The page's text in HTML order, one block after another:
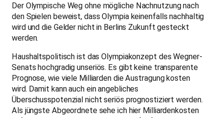
Der Olympische Weg ohne mögliche Nachnutzung nach
den Spielen beweist, dass Olympia keinenfalls nachhaltig
wird und die Gelder nicht in Berlins Zukunft gesteckt
werden.
Haushaltspolitisch ist das Olympiakonzept des Wegner-
Senats hochgradig unseriös. Es gibt keine transparente
Prognose, wie viele Milliarden die Austragung kosten
wird. Damit kann auch ein angebliches
Überschusspotenzial nicht seriös prognostiziert werden.
Als jüngste Abgeordnete sehe ich hier Milliardenkosten